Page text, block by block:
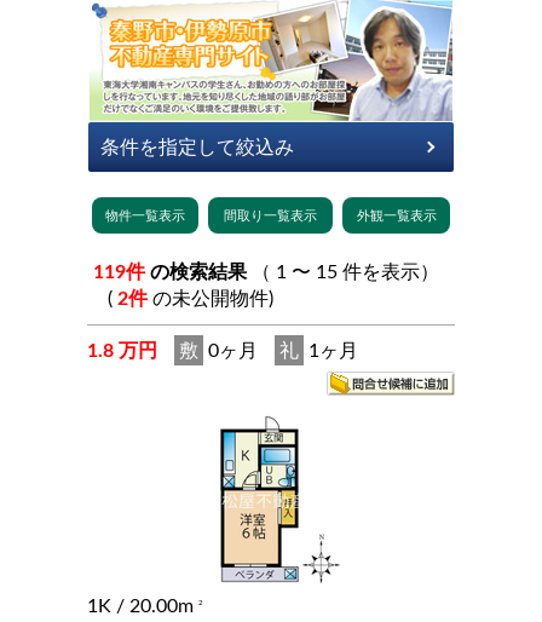
119件 の検索結果
( 2件 の未公開物件)
1.8 万円 敷 0ヶ月 礼 1ヶ月
1K / 20.00m 2